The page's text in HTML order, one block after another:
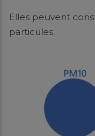
Elles peuvent
particules.